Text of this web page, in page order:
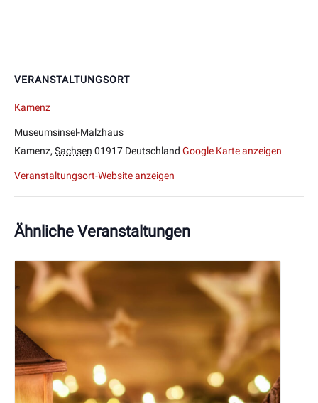
VERANSTALTUNGSORT
Kamenz
Museumsinsel-Malzhaus
Kamenz, Sachsen 01917 Deutschland Google Karte anzeigen
Veranstaltungsort-Website anzeigen
Ähnliche Veranstaltungen